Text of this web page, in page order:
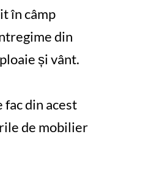
în câmp
din
și vânt.
din acest
de mobilier